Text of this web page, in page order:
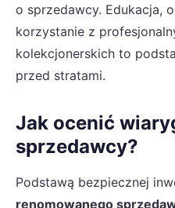
o sprzedawcy. Edukacja,
korzystanie z
kolekcjonerskich to
przed stratami.
Jak ocenić
sprzedawcy?
Podstawą bezpiecznej
renomowanego